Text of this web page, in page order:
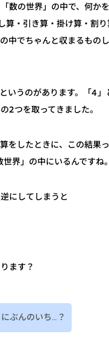
数の世界」の中で、何か
算・引き算・掛け算・割
中でちゃんと収まるもの
いうのがあります。「4
2つを取ってきました。
をしたときに、この結果
界」の中にいるんですね。
にしてしまうと
ます？
ぶんのいち…？